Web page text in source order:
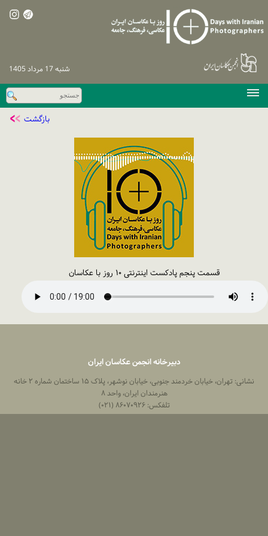
شنبه 17 مرداد 1405
نشست‌های تخصصی
نظرسنجی
پیگیری / ورود
تماس با ما
بازگشت
قسمت پنجم پادکست اینترنتی ۱۰ روز با عکاسان
دبیرخانه انجمن عکاسان ایران
نشانی: تهران، خیابان خردمند جنوبی، خیابان نوشهر، پلاک ۱۵ ساختمان شماره ۲ خانه
هنرمندان ایران، واحد ۸
تلفکس: ۸۶۰۷۰۹۲۶ (۰۲۱)